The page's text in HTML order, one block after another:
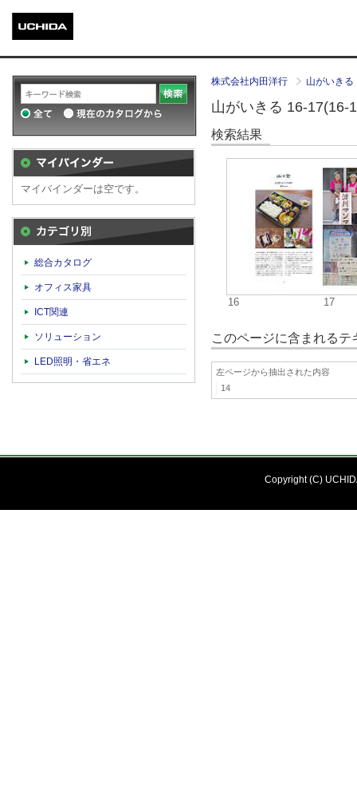
株式会社内田洋行 山がいきる
山がいきる 16-17(16-
検索結果
16 17
このページに含まれる
左ページから抽出された内容
14
マイバインダーは空です。
総合カタログ
オフィス家具
ICT関連
ソリューション
LED照明・省エネ
Copyright (C)